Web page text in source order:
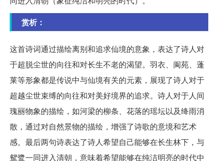
赏析：
这首诗词通过描绘离别和追求仙境的意象，表达了诗人对
于超脱尘世的向往和对长生不老的渴望。羽衣、阆苑、蓬
莱等形象都是传说中与仙境有关的元素，展现了诗人对于
超越尘世束缚的向往和对美好境界的追求。诗人对于人间
瑰丽物象的描绘，如河梁的柳条、花落的瑶坛以及绛雨消
散，通过对自然景物的描绘，增强了诗歌的意境和艺术
感。最后两句诗表达了诗人希望自己能够在长生林下，与
鸳鹭一同进入清朝，意味着希望能够在纯洁明亮的时代中